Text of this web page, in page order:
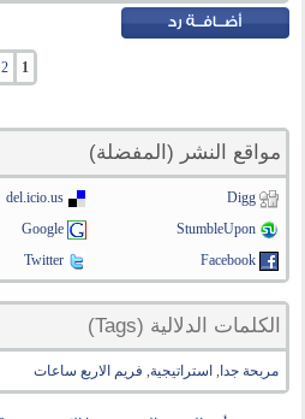
1
2
مواقع النشر (المفضلة)
Digg
del.icio.us
StumbleUpon
Google
Facebook
Twitter
الكلمات الدلالية (Tags)
مربحة جدا , استراتيجية, فريم الاربع ساعات